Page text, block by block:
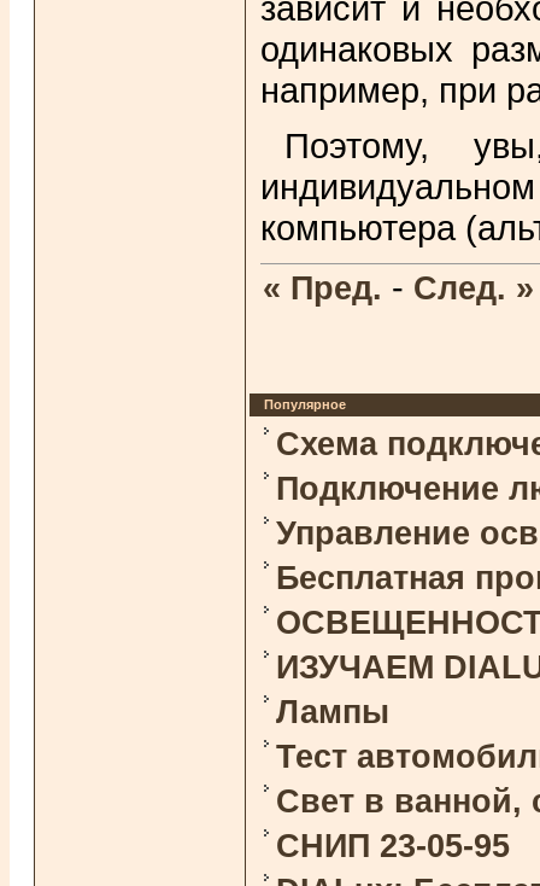
одинаковых
например, при
Поэтому,
компьютера
« Пред. - След. »
Популярное
Схема
Подключение
Управление
Бесплатная
ОСВЕЩЕННОСТЬ
ИЗУЧАЕМ
Лампы
Тест
Свет в ванной,
СНИП 23-05-95